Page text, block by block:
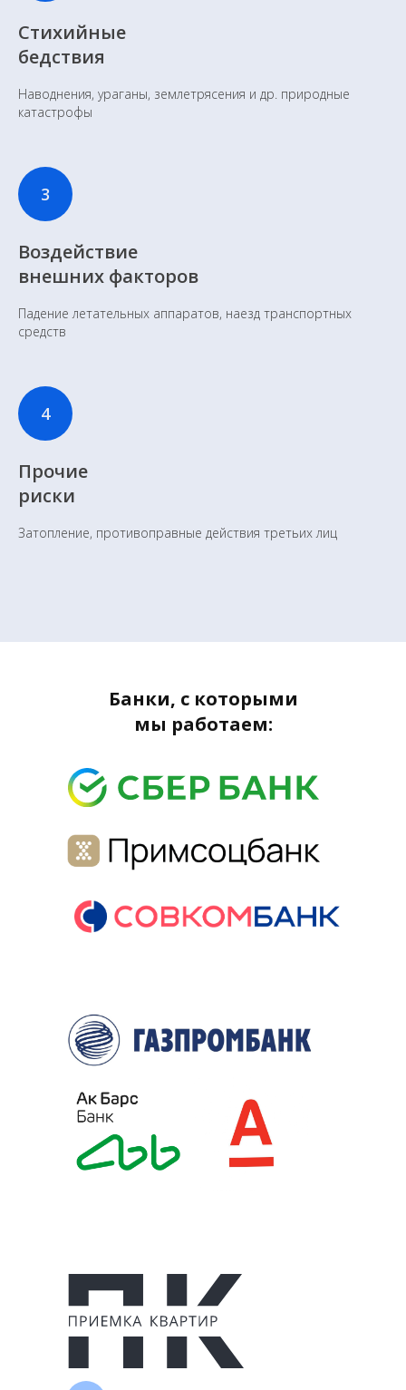
Стихийные
бедствия
Наводнения, ураганы, землетрясения и др. природные
катастрофы
Воздействие
внешних факторов
Падение летательных аппаратов, наезд транспортных
средств
Прочие
риски
Затопление, противоправные действия третьих лиц
Банки, с которыми
мы работаем: